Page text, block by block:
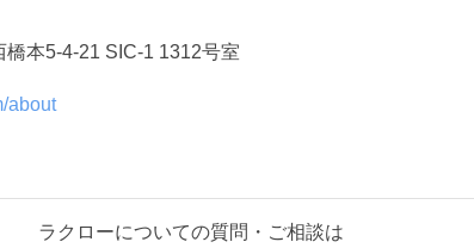
5-4-21 SIC-1 1312号室
about
ラクローについての質問・ご相談は